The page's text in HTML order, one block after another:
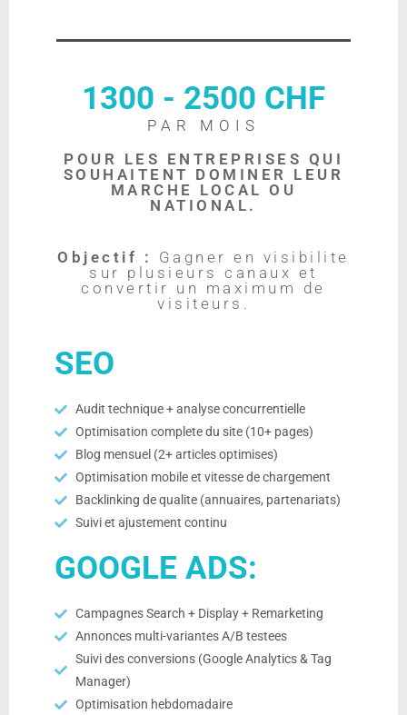
1300 - 2500 CHF
PAR MOIS
POUR LES ENTREPRISES QUI
SOUHAITENT DOMINER LEUR
MARCHE LOCAL OU
NATIONAL.
Objectif :
Gagner en visibilite
sur plusieurs canaux et
convertir un maximum de
visiteurs.
SEO
Audit technique + analyse concurrentielle
Optimisation complete du site (10+ pages)
Blog mensuel (2+ articles optimises)
Optimisation mobile et vitesse de chargement
Backlinking de qualite (annuaires, partenariats)
Suivi et ajustement continu
GOOGLE ADS:
Campagnes Search + Display + Remarketing
Annonces multi-variantes A/B testees
Suivi des conversions (Google Analytics & Tag
Manager)
Optimisation hebdomadaire